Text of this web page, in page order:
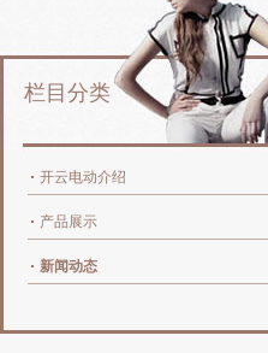
栏目分类
开云电动介绍
产品展示
新闻动态